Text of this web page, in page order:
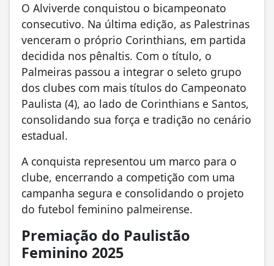
O Alviverde conquistou o bicampeonato
consecutivo. Na última edição, as Palestrinas
venceram o próprio Corinthians, em partida
decidida nos pênaltis. Com o título, o
Palmeiras passou a integrar o seleto grupo
dos clubes com mais títulos do Campeonato
Paulista (4), ao lado de Corinthians e Santos,
consolidando sua força e tradição no cenário
estadual.
A conquista representou um marco para o
clube, encerrando a competição com uma
campanha segura e consolidando o projeto
do futebol feminino palmeirense.
Premiação do Paulistão
Feminino 2025